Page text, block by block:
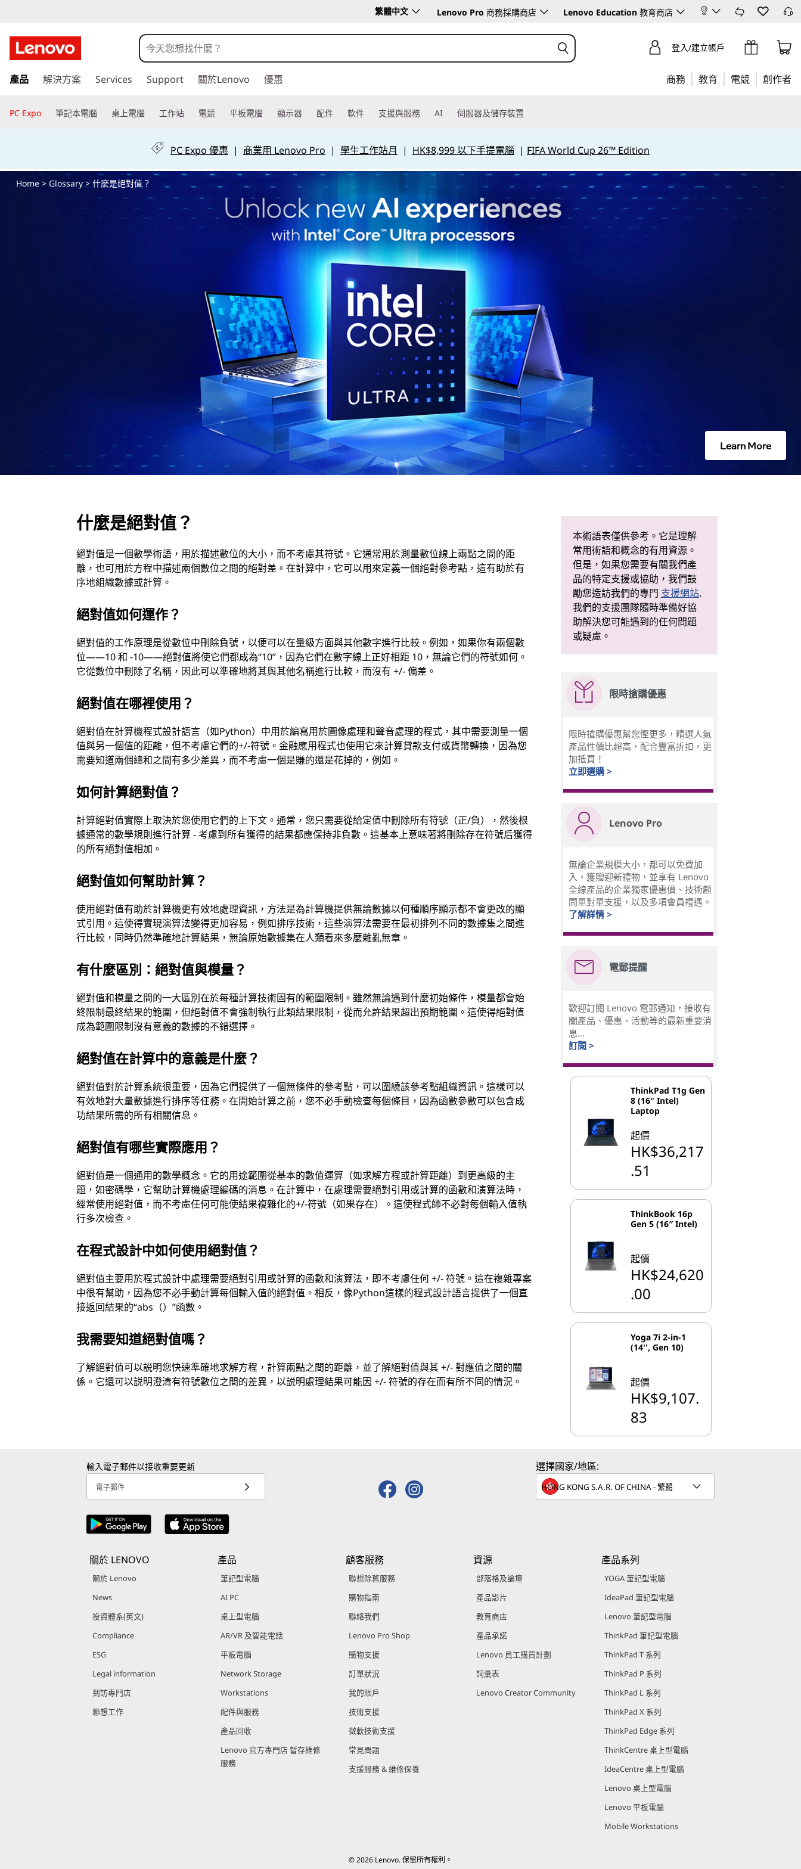
麼
是
對
？
繁體中文 Lenovo Pro 商務採購商店 Lenovo Education 教育商店
至
要
登入/建立帳戶
產品 解決方案 Services Support 關於Lenovo 優惠 商務 教育 電競 創作者
PC Expo 筆記本電腦 桌上電腦 工作站 電競 平板電腦 顯示器 配件 軟件 支援與服務 AI 伺服器及儲存裝置
PC Expo 優惠 | 商業用 Lenovo Pro | 學生工作站月 | HK$8,999 以下手提電腦 | FIFA World Cup 26™ Edition
Home> Glossary> 什麼是絕對值？
Learn More
什麼是絕對值？
絕對值是一個數學術語，用於描述數位的大小，而不考慮其符號。它通常用於測量數位線上兩點之間的距
離，也可用於方程中描述兩個數位之間的絕對差。在計算中，它可以用來定義一個絕對參考點，這有助於有
序地組織數據或計算。
絕對值如何運作？
絕對值的工作原理是從數位中刪除負號，以便可以在量級方面與其他數字進行比較。例如，如果你有兩個數
位——10 和 -10——絕對值將使它們都成為“10”，因為它們在數字線上正好相距 10，無論它們的符號如何。
它從數位中刪除了名稱，因此可以準確地將其與其他名稱進行比較，而沒有 +/- 偏差。
絕對值在哪裡使用？
絕對值在計算機程式設計語言（如Python）中用於編寫用於圖像處理和聲音處理的程式，其中需要測量一個
值與另一個值的距離，但不考慮它們的+/-符號。金融應用程式也使用它來計算貸款支付或貨幣轉換，因為您
需要知道兩個總和之間有多少差異，而不考慮一個是賺的還是花掉的，例如。
如何計算絕對值？
計算絕對值實際上取決於您使用它們的上下文。通常，您只需要從給定值中刪除所有符號（正/負），然後根
據通常的數學規則進行計算 - 考慮到所有獲得的結果都應保持非負數。這基本上意味著將刪除存在符號后獲得
的所有絕對值相加。
絕對值如何幫助計算？
使用絕對值有助於計算機更有效地處理資訊，方法是為計算機提供無論數據以何種順序顯示都不會更改的顯
式引用。這使得實現演算法變得更加容易，例如排序技術，這些演算法需要在最初排列不同的數據集之間進
行比較，同時仍然準確地計算結果，無論原始數據集在人類看來多麼雜亂無章。
有什麼區別：絕對值與模量？
絕對值和模量之間的一大區別在於每種計算技術固有的範圍限制。雖然無論遇到什麼初始條件，模量都會始
終限制最終結果的範圍，但絕對值不會強制執行此類結果限制，從而允許結果超出預期範圍。這使得絕對值
成為範圍限制沒有意義的數據的不錯選擇。
絕對值在計算中的意義是什麼？
絕對值對於計算系統很重要，因為它們提供了一個無條件的參考點，可以圍繞該參考點組織資訊。這樣可以
有效地對大量數據進行排序等任務。在開始計算之前，您不必手動檢查每個條目，因為函數參數可以包含成
功結果所需的所有相關信息。
絕對值有哪些實際應用？
絕對值是一個通用的數學概念。它的用途範圍從基本的數值運算（如求解方程或計算距離）到更高級的主
題，如密碼學，它幫助計算機處理編碼的消息。在計算中，在處理需要絕對引用或計算的函數和演算法時，
經常使用絕對值，而不考慮任何可能使結果複雜化的+/-符號（如果存在）。這使程式師不必對每個輸入值執
行多次檢查。
在程式設計中如何使用絕對值？
絕對值主要用於程式設計中處理需要絕對引用或計算的函數和演算法，即不考慮任何 +/- 符號。這在複雜專案
中很有幫助，因為您不必手動計算每個輸入值的絕對值。相反，像Python這樣的程式設計語言提供了一個直
接返回結果的“abs（）”函數。
我需要知道絕對值嗎？
了解絕對值可以説明您快速準確地求解方程，計算兩點之間的距離，並了解絕對值與其 +/- 對應值之間的關
係。它還可以説明澄清有符號數位之間的差異，以説明處理結果可能因 +/- 符號的存在而有所不同的情況。
本術語表僅供參考。它是理解
常用術語和概念的有用資源。
但是，如果您需要有關我們產
品的特定支援或協助，我們鼓
勵您造訪我們的專門 支援網站.
我們的支援團隊隨時準備好協
助解決您可能遇到的任何問題
或疑慮。
限時搶購優惠
限時搶購優惠幫您慳更多，精選人氣
產品性價比超高，配合豐富折扣，更
加抵買！
立即選購 >
Lenovo Pro
無論企業規模大小，都可以免費加
入，獲贈迎新禮物，並享有 Lenovo
全線產品的企業獨家優惠價、技術顧
問單對單支援，以及多項會員禮遇。
了解詳情 >
電郵提醒
歡迎訂閱 Lenovo 電郵通知，接收有
關產品、優惠、活動等的最新重要消
息...
訂閱 >
ThinkPad T1g Gen
8 (16" Intel)
Laptop
起價
HK$36,217
.51
ThinkBook 16p
Gen 5 (16″ Intel)
起價
HK$24,620
.00
Yoga 7i 2-in-1
(14'', Gen 10)
起價
HK$9,107.
83
輸入電子郵件以接收重要更新
電子郵件
選擇國家/地區:
關於 LENOVO
關於 Lenovo
News
投資體系(英文)
Compliance
ESG
Legal information
到訪專門店
聯想工作
產品
筆記型電腦
AI PC
桌上型電腦
AR/VR 及智能電話
平板電腦
Network Storage
Workstations
配件與服務
產品回收
Lenovo 官方專門店 暫存維修
服務
顧客服務
聯想除舊服務
購物指南
聯絡我們
Lenovo Pro Shop
購物支援
訂單狀況
我的賬戶
技術支援
微軟技術支援
常見問題
支援服務 & 維修保養
資源
部落格及論壇
產品影片
教育商店
產品承諾
Lenovo 員工購買計劃
詞彙表
Lenovo Creator Community
產品系列
YOGA 筆記型電腦
IdeaPad 筆記型電腦
Lenovo 筆記型電腦
ThinkPad 筆記型電腦
ThinkPad T 系列
ThinkPad P 系列
ThinkPad L 系列
ThinkPad X 系列
ThinkPad Edge 系列
ThinkCentre 桌上型電腦
IdeaCentre 桌上型電腦
Lenovo 桌上型電腦
Lenovo 平板電腦
Mobile Workstations
© 2026 Lenovo. 保留所有權利。